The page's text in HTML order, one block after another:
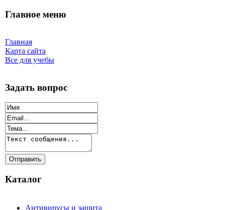
Главное меню
Главная
Карта сайта
Все для учебы
Задать вопрос
Каталог
Антивирусы и защита